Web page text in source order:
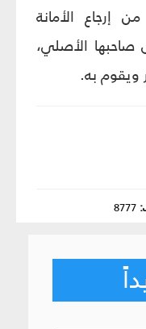
إرجاع الأمانة
صاحبها الأصلي،
ويقوم به.
8777